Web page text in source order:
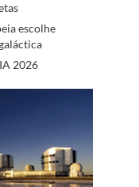
escolhe
2026